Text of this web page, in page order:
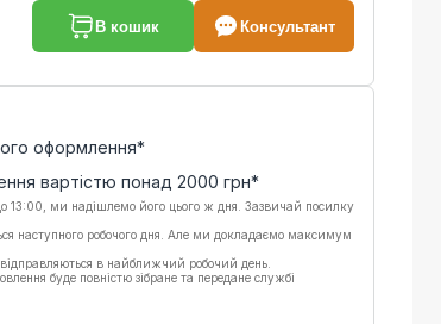
В кошик Консультант
оформлення*
вартістю понад 2000 грн*
13:00, ми надішлемо його цього ж дня. Зазвичай посилку
наступного робочого дня. Але ми докладаємо максимум
відправляються в найближчий робочий день.
буде повністю зібране та передане службі